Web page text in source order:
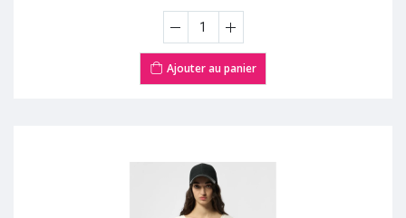
Ajouter au panier